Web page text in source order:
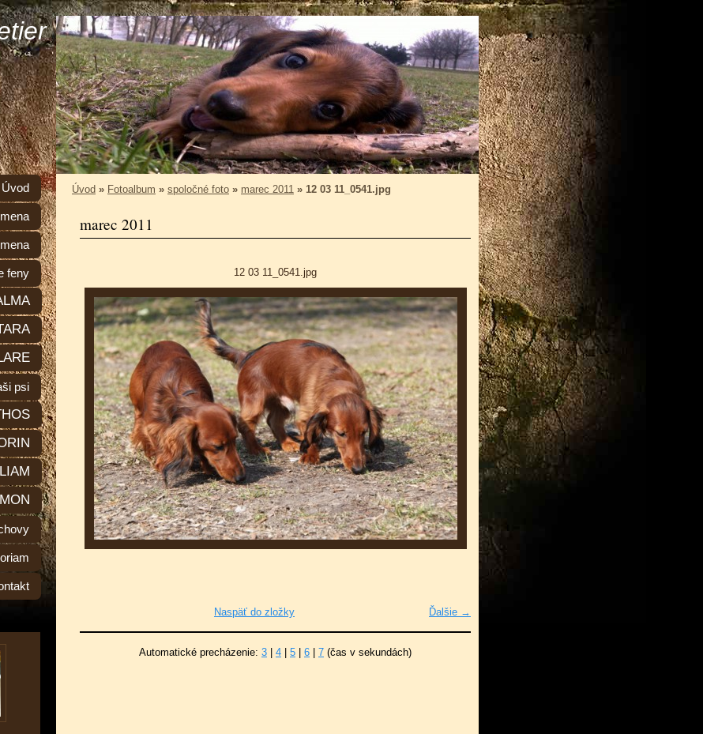
Úvod » Fotoalbum » spoločné foto » marec 2011 » 12 03 11_0541.jpg
marec 2011
12 03 11_0541.jpg
Ďalšie →
Naspäť do zložky
Automatické precházenie: 3 4 5 6 7 (čas v sekundách)
Úvod
feny
psi